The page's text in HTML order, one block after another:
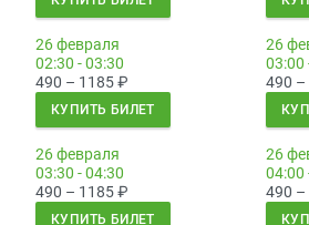
26 февраля
02:30 - 03:30
490 – 1185₽
КУПИТЬ БИЛЕТ
26
03:00
490 –
26 февраля
03:30 - 04:30
490 – 1185₽
КУПИТЬ БИЛЕТ
26
04:00
490 –